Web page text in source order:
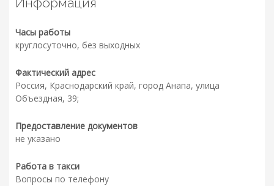
Часы работы
круглосуточно, без выходных
Фактический адрес
Россия, Краснодарский край, город Анапа, улица
Объездная, 39;
Предоставление документов
не указано
Работа в такси
Вопросы по телефону